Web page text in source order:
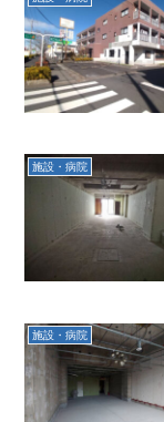
施設・病院
施設・病院